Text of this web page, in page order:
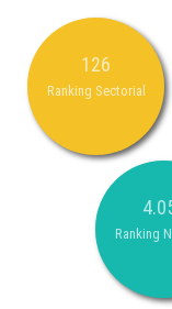
126
Ranking Sectorial
Ranking